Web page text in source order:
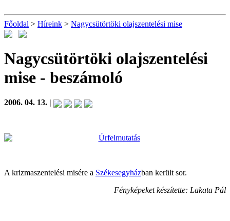
Főoldal > Híreink > Nagycsütörtöki olajszentelési mise
Nagycsütörtöki olajszentelési
mise - beszámoló
2006. 04. 13. |
A krizmaszentelési misére a Székesegyházban került sor.
Fényképeket készítette: Lakata Pál